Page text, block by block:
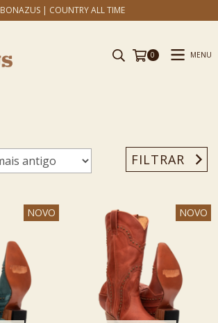
BONAZUS | COUNTRY ALL TIME
0 MENU
FILTRAR
NOVO NOVO